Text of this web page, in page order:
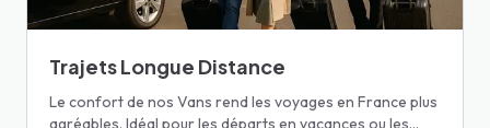
Trajets Longue Distance
Le confort de nos Vans rend les voyages en France plus
agréables. Idéal pour les départs en vacances ou les